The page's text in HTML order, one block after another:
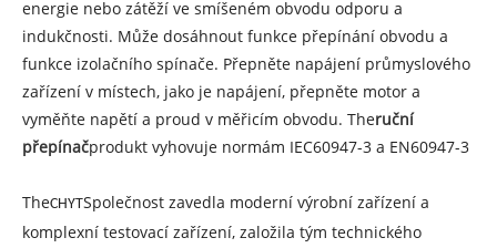
energie nebo zátěží ve smíšeném obvodu odporu a
indukčnosti. Může dosáhnout funkce přepínání obvodu a
funkce izolačního spínače. Přepněte napájení průmyslového
zařízení v místech, jako je napájení, přepněte motor a
vyměňte napětí a proud v měřicím obvodu. Theruční
přepínačprodukt vyhovuje normám IEC60947-3 a EN60947-3
TheCHYTSpolečnost zavedla moderní výrobní zařízení a
komplexní testovací zařízení, založila tým technického